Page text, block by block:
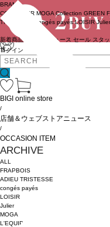
ログイン
BRAND
COUTURIER MOGA Collection GREEN
TRISTESSE
congés payés LOISIR Julier
新着商品 ニュース セール スタ
せ
BIGI online store
/
店舗＆ウェブストアニュース
/
OCCASION ITEM
ARCHIVE
ALL
FRAPBOIS
ADIEU TRISTESSE
congés payés
LOISIR
Julier
MOGA
L'EQUIPE